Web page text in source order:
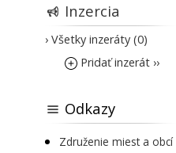
Inzercia
› Všetky inzeráty (0)
Pridať inzerát ››
Odkazy
Združenie miest a obcí